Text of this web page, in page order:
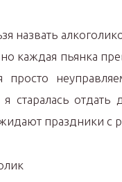
назвать
каждая пьянка
просто
старалась отдать
праздники с